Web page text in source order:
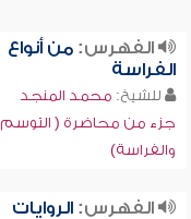
الفهرس:من أنواع
الفراسة
للشيخ: محمد المنجد
جزء من محاضرة ( التوسم
والفراسة)
الفهرس:الروايات